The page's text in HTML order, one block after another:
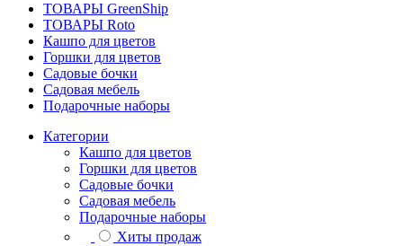
ТОВАРЫ GreenShip
ТОВАРЫ Roto
Кашпо для цветов
Горшки для цветов
Садовые бочки
Садовая мебель
Подарочные наборы
Категории
Кашпо для цветов
Горшки для цветов
Садовые бочки
Садовая мебель
Подарочные наборы
Хиты продаж